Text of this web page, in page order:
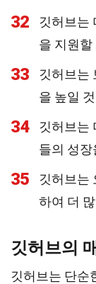
32
깃허브는
을 지원할
33
깃허브는
을 높일
34
깃허브는
들의 성
35
깃허브는
하여 더
깃허브의
깃허브는 단순